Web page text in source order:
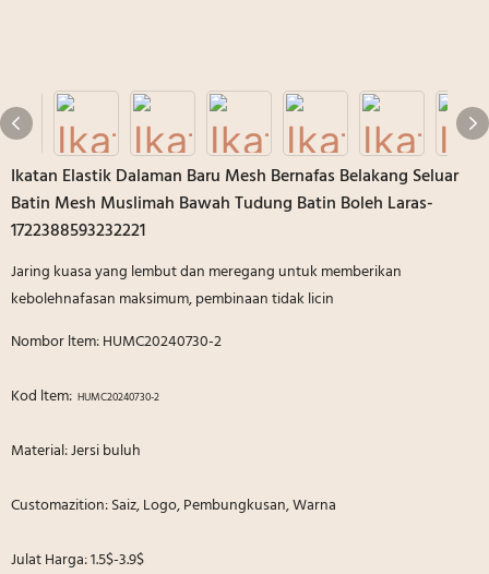
Ikatan Elastik Dalaman Baru Mesh Bernafas Belakang Seluar
Batin Mesh Muslimah Bawah Tudung Batin Boleh Laras-
1722388593232221
Jaring kuasa yang lembut dan meregang untuk memberikan
kebolehnafasan maksimum, pembinaan tidak licin
Nombor ltem: HUMC20240730-2
Kod ltem: HUMC20240730-2
Material: Jersi buluh
Customazition: Saiz, Logo, Pembungkusan, Warna
Julat Harga: 1.5$-3.9$